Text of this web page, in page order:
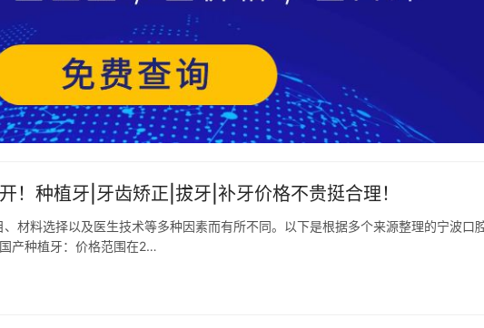
！种植牙|牙齿矫正|拔牙|补牙价格不贵挺合理！
材料选择以及医生技术等多种因素而有所不同。以下是根据多个来源整理的宁波口
产种植牙：价格范围在2…